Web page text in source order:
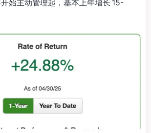
始主动管理起，基本上年增长 15-